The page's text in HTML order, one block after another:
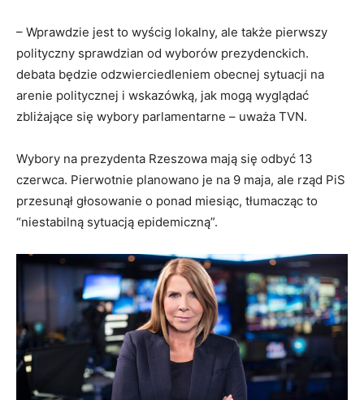
– Wprawdzie jest to wyścig lokalny, ale także pierwszy
polityczny sprawdzian od wyborów prezydenckich.
debata będzie odzwierciedleniem obecnej sytuacji na
arenie politycznej i wskazówką, jak mogą wyglądać
zbliżające się wybory parlamentarne – uważa TVN.
Wybory na prezydenta Rzeszowa mają się odbyć 13
czerwca. Pierwotnie planowano je na 9 maja, ale rząd PiS
przesunął głosowanie o ponad miesiąc, tłumacząc to
“niestabilną sytuacją epidemiczną”.